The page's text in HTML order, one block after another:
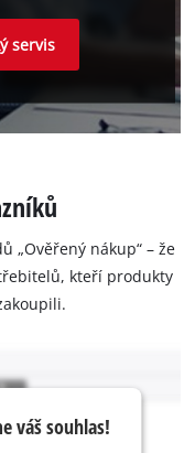
servis
„Ověřený nákup“ – že
kteří produkty
váš souhlas!